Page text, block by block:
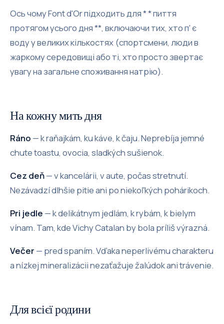
Ось чому Font d'Or підходить для * * пиття
протягом усього дня **, включаючи тих, хто п' є
воду у великих кількостях (спортсмени, люди в
жаркому середовищі або ті, хто просто звертає
увагу на загальне споживання натрію).
На кожну мить дня
Ráno — k raňajkám, ku káve, k čaju. Neprebíja jemné
chute toastu, ovocia, sladkých sušienok.
Cez deň— v kancelárii, v aute, počas stretnutí.
Nezávadzí dlhšie pitie ani po niekoľkých pohárikoch.
Pri jedle — k delikátnym jedlám, k rybám, k bielym
vínam. Tam, kde Vichy Catalan by bola príliš výrazná.
Večer — pred spaním. Vďaka neperlivému charakteru
a nízkej mineralizácii nezaťažuje žalúdok ani trávenie.
Для всієї родини